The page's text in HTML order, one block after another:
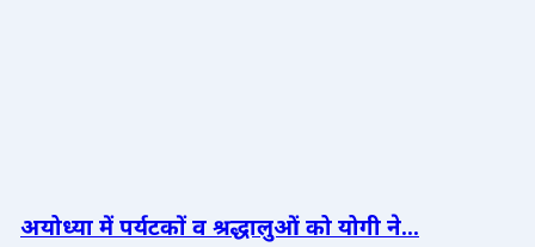
अयोध्या में पर्यटकों व श्रद्धालुओं को योगी ने...